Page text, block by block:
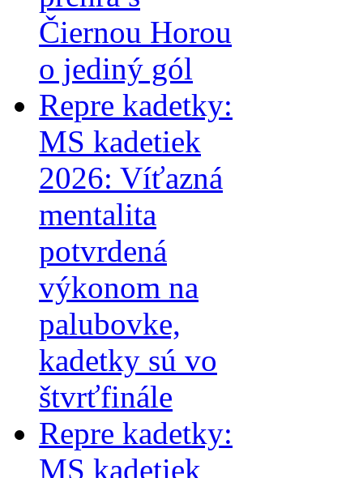
Čiernou Horou
o jediný gól
Repre kadetky:
MS kadetiek
2026: Víťazná
mentalita
potvrdená
výkonom na
palubovke,
kadetky sú vo
štvrťfinále
Repre kadetky:
MS kadetiek